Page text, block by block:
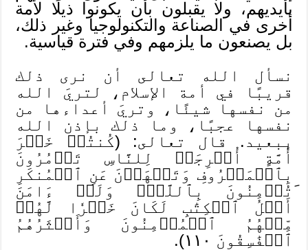
بأيديهم، ولا يقبلون بأن يكونوا ذيلًا لأمة
أخرى في الصناعة والتكنولوجيا وغير ذلك،
بل يصنعون ما يلزمهم وفي فترة قياسية.
نسأل الله تعالى أن نرى ذلك
قريبًا في أمة الإسلام، لتريَ الله
من نفسها شيئًا، وتريَ أعداءها من
نفسها عجبًا، وما ذلك بإذن الله
ببعيد. قال تعالى: (كُنتُمۡ خَيۡرَ
أُمَّةٍ أُخۡرِجَتۡ لِلنَّاسِ تَأۡمُرُونَ
بِٱلۡمَعۡرُوفِ وَتَنۡهَوۡنَ عَنِ ٱلۡمُنكَرِ
َتُؤۡمِنُونَ بِٱللَّهِۗ وَلَوۡ ءَامَنَ
أَهۡلُ ٱلۡكِتَٰبِ لَكَانَ خَيۡرٗا لَّهُمۚ
مِّنۡهُمُ ٱلۡمُؤۡمِنُونَ وَأَكۡثَرُهُمُ
ٱلۡفَٰسِقُونَ ١١٠).